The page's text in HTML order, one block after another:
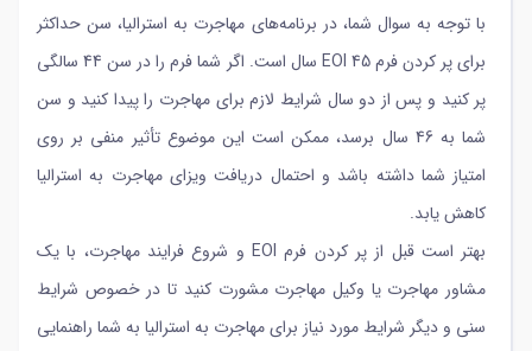
با توجه به سوال شما، در برنامه‌های مهاجرت به استرالیا، سن حداکثر
برای پر کردن فرم EOI 45 سال است. اگر شما فرم را در سن 44 سالگی
پر کنید و پس از دو سال شرایط لازم برای مهاجرت را پیدا کنید و سن
شما به 46 سال برسد، ممکن است این موضوع تأثیر منفی بر روی
امتیاز شما داشته باشد و احتمال دریافت ویزای مهاجرت به استرالیا
کاهش یابد.
بهتر است قبل از پر کردن فرم EOI و شروع فرایند مهاجرت، با یک
مشاور مهاجرت یا وکیل مهاجرت مشورت کنید تا در خصوص شرایط
سنی و دیگر شرایط مورد نیاز برای مهاجرت به استرالیا به شما راهنمایی